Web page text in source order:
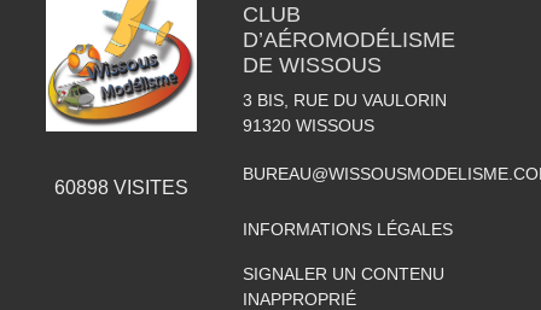
60898VISITES
CLUB
D’AÉROMODÉLISME
DE WISSOUS
3 BIS, RUE DU VAULORIN
91320 WISSOUS
INFORMATIONS LÉGALES
SIGNALER UN CONTENU
INAPPROPRIÉ